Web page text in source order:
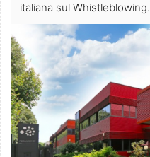
italiana sul Whistleblowing.